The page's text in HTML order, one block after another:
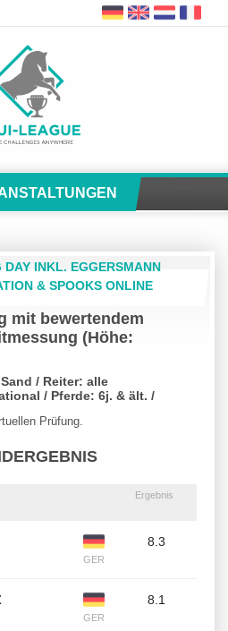
INKL. EGGERSMANN
& SPOOKS ONLINE
mit bewertendem
(Höhe:
/ Reiter: alle
/ Pferde: 6j. & ält. /
Prüfung.
Ergebnis
GER
8.3
GER
8.1